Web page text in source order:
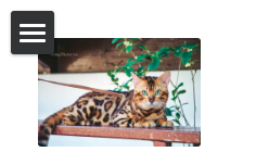
首頁
等家的豹貓